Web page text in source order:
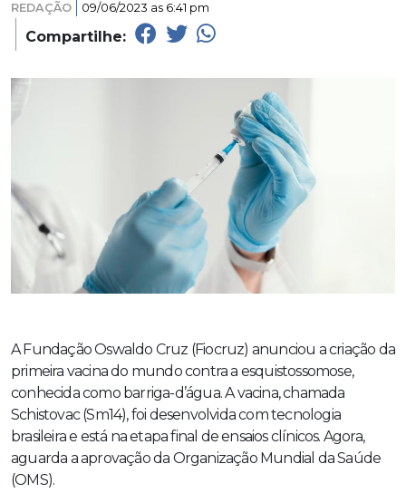
REDAÇÃO 09/06/2023 as 6:41 pm
Compartilhe:
A Fundação Oswaldo Cruz (Fiocruz) anunciou a criação da
primeira vacina do mundo contra a esquistossomose,
conhecida como barriga-d’água. A vacina, chamada
Schistovac (Sm14), foi desenvolvida com tecnologia
brasileira e está na etapa final de ensaios clínicos. Agora,
aguarda a aprovação da Organização Mundial da Saúde
(OMS).